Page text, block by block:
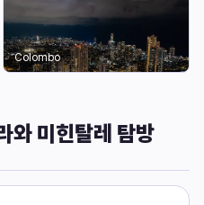
Colombo
와 미힌탈레 탐방